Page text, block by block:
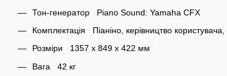
Тон-генератор Piano Sound: Yamaha CFX
Комплектація Піаніно, керівництво
Розміри 1357 x 849 x 422 мм
Вага 42 кг